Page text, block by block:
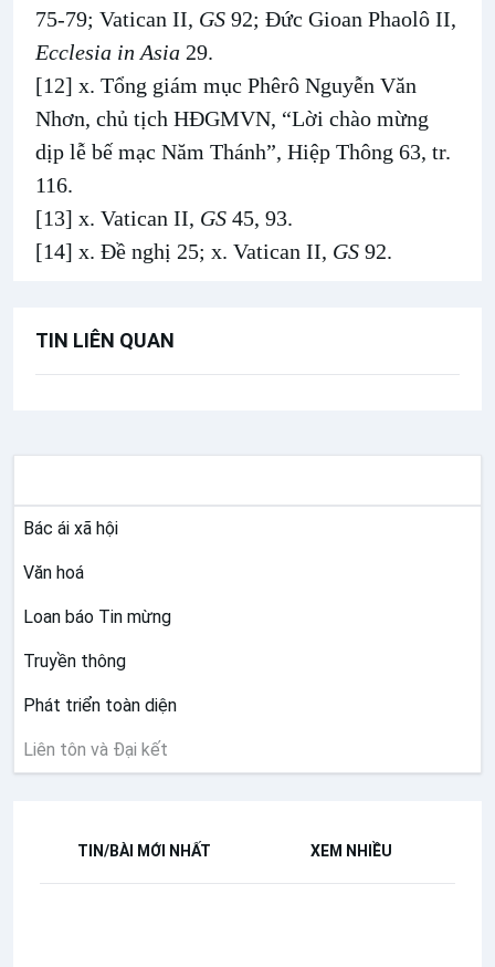
75-79; Vatican II, GS 92; Đức Gioan Phaolô II,
Ecclesia in Asia 29.
[12] x. Tổng giám mục Phêrô Nguyễn Văn
Nhơn, chủ tịch HĐGMVN, “Lời chào mừng
dịp lễ bế mạc Năm Thánh”, Hiệp Thông 63, tr.
116.
[13] x. Vatican II, GS 45, 93.
[14] x. Đề nghị 25; x. Vatican II, GS 92.
TIN LIÊN QUAN
Bác ái xã hội
Văn hoá
Loan báo Tin mừng
Truyền thông
Phát triển toàn diện
Liên tôn và Đại kết
TIN/BÀI MỚI NHẤT XEM NHIỀU